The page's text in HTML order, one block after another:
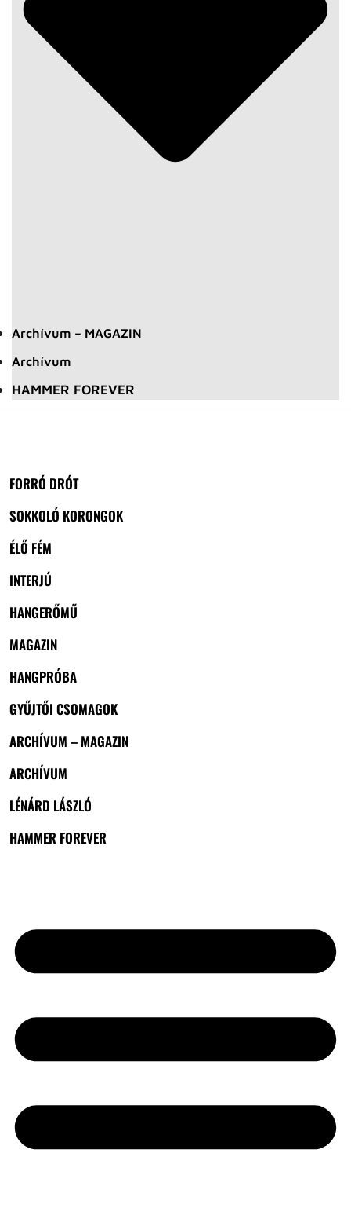
Archívum – MAGAZIN
Archívum
HAMMER FOREVER
FORRÓ DRÓT
SOKKOLÓ KORONGOK
ÉLŐ FÉM
INTERJÚ
HANGERŐMŰ
MAGAZIN
HANGPRÓBA
GYŰJTŐI CSOMAGOK
ARCHÍVUM – MAGAZIN
ARCHÍVUM
LÉNÁRD LÁSZLÓ
HAMMER FOREVER